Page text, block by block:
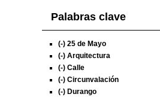
Palabras clave
(-) 25 de Mayo
(-) Arquitectura
(-) Calle
(-) Circunvalación
(-) Durango